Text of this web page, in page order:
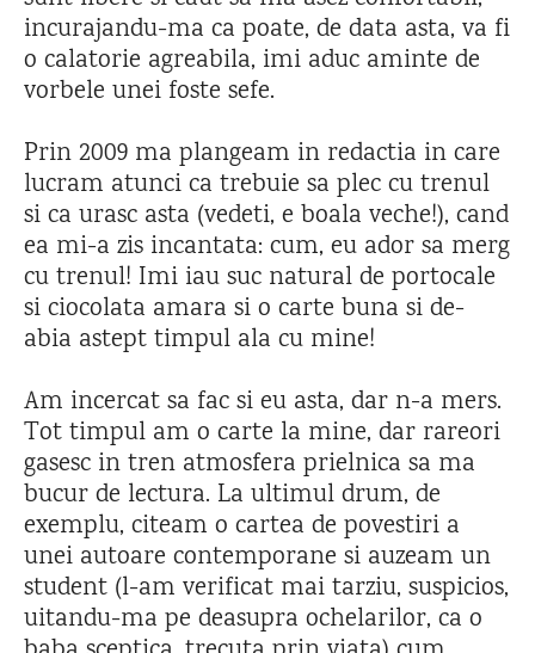
incurajandu-ma ca poate, de data asta, va fi
o calatorie agreabila, imi aduc aminte de
vorbele unei foste sefe.
Prin 2009 ma plangeam in redactia in care
lucram atunci ca trebuie sa plec cu trenul
si ca urasc asta (vedeti, e boala veche!), cand
ea mi-a zis incantata: cum, eu ador sa merg
cu trenul! Imi iau suc natural de portocale
si ciocolata amara si o carte buna si de-
abia astept timpul ala cu mine!
Am incercat sa fac si eu asta, dar n-a mers.
Tot timpul am o carte la mine, dar rareori
gasesc in tren atmosfera prielnica sa ma
bucur de lectura. La ultimul drum, de
exemplu, citeam o cartea de povestiri a
unei autoare contemporane si auzeam un
student (l-am verificat mai tarziu, suspicios,
uitandu-ma pe deasupra ochelarilor, ca o